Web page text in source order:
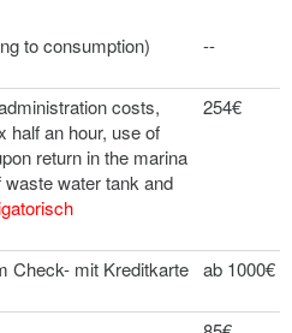
to consumption)
--
costs,
half an hour, use of
return in the marina
water tank and
254€
Check- mit Kreditkarte ab 1000€